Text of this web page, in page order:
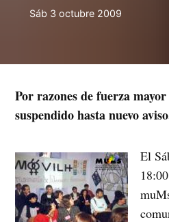
Sáb 3 octubre 2009
Por razones de fuerza
suspendido hasta nuevo
El